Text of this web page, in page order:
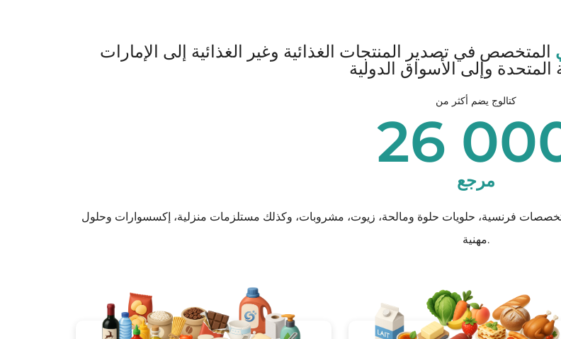
المتخصص في تصدير المنتجات الغذائية وغير الغذائية إلى الإمارات
المتحدة وإلى الأسواق الدولية
كتالوج يضم أكثر من
26
مرجع
تخصصات فرنسية، حلويات حلوة ومالحة، زيوت، مشروبات، وكذلك مستلزمات منزلية، إكسسوارات وحلول
مهنية.